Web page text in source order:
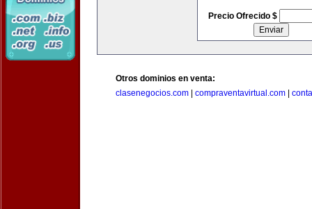
Precio Ofrecido $
Otros dominios en venta:
clasenegocios.com
compraventavirtual.com